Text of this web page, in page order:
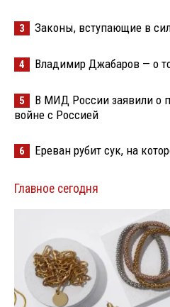
3 Законы, вступающие в
4 Владимир Джабаров — о
5
В МИД России заявили о
войне с Россией
6 Ереван рубит сук, на
Главное сегодня